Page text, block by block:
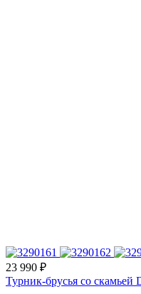
23 990 ₽
Турник-брусья со скамьей